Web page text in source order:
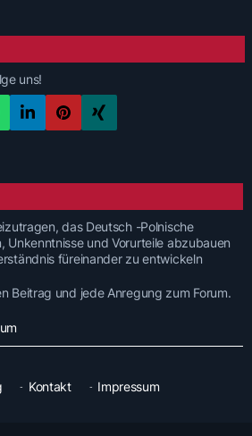
uns!
das Deutsch -Polnische
Unkenntnisse und Vorurteile abzubauen
füreinander zu entwickeln
Beitrag und jede Anregung zum Forum.
Kontakt Impressum